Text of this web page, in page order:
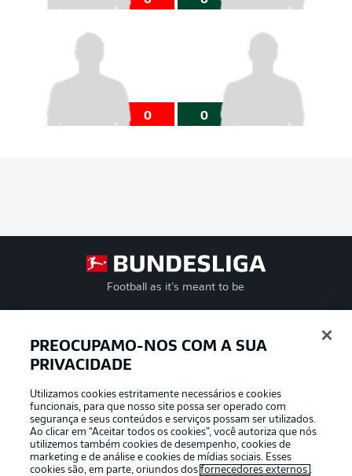
0 0
Football as it’s meant to be
APLICATIVO DA BUNDESLIGA
Oferecido por
PREOCUPAMO-NOS COM A SUA
PRIVACIDADE
Utilizamos cookies estritamente necessários e cookies
funcionais, para que nosso site possa ser operado com
segurança e seus conteúdos e serviços possam ser utilizados.
Ao clicar em “Aceitar todos os cookies”, você autoriza que nós
utilizemos também cookies de desempenho, cookies de
marketing e de análise e cookies de mídias sociais. Esses
cookies são, em parte, oriundos dosfornecedores externos .